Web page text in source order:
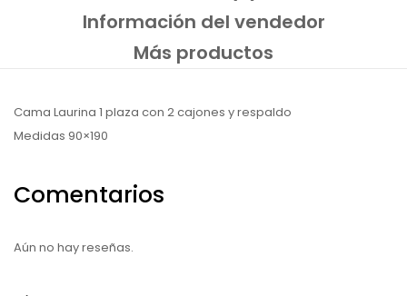
Información del vendedor
Más productos
Cama Laurina 1 plaza con 2 cajones y respaldo
Medidas 90×190
Comentarios
Aún no hay reseñas.